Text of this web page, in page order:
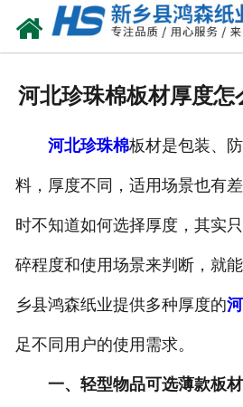
河北珍珠棉板材厚度怎
河北珍珠棉板材是包装、
料，厚度不同，适用场景也有
时不知道如何选择厚度，其实
碎程度和使用场景来判断，就
乡县鸿森纸业提供多种厚度的
足不同用户的使用需求。
一、轻型物品可选薄款板材